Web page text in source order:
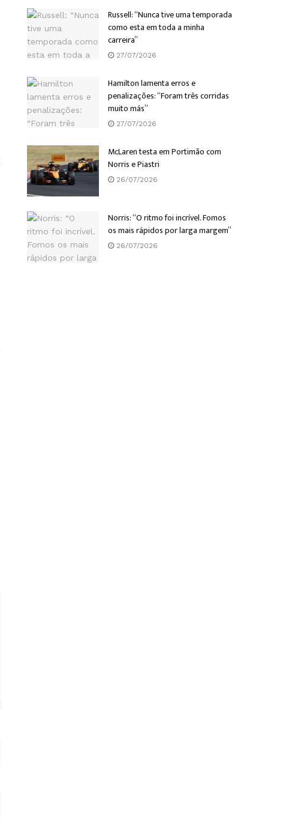
Russell: “Nunca tive uma temporada
como esta em toda a minha
carreira”
27/07/2026
Hamilton lamenta erros e
penalizações: “Foram três corridas
muito más”
27/07/2026
McLaren testa em Portimão com
Norris e Piastri
26/07/2026
Norris: “O ritmo foi incrível. Fomos
os mais rápidos por larga margem”
26/07/2026